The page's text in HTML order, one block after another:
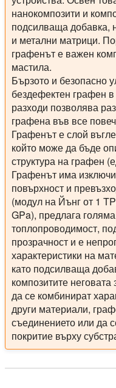
нанокомпозити и
подсилваща добавка,
и метални матрици.
графенът е важен
мастила.
Бързото и безопасно
бездефектен графен
разходи позволява
графена във все
Графенът е слой
който може да бъде
структура на графен
Графенът има
повърхност и
(модул на Йънг от 1
GPa), предлага
топлопроводимост,
прозрачност и е
характеристики на
като подсилваща
композитите
да се комбинират
други материали,
съединението или да
покритие върху